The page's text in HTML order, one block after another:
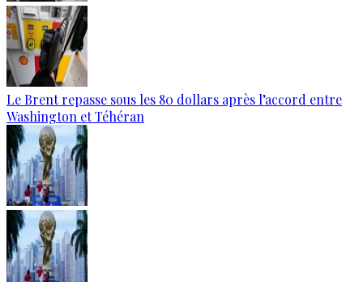
Le Brent repasse sous les 80 dollars après l’accord entre
Washington et Téhéran